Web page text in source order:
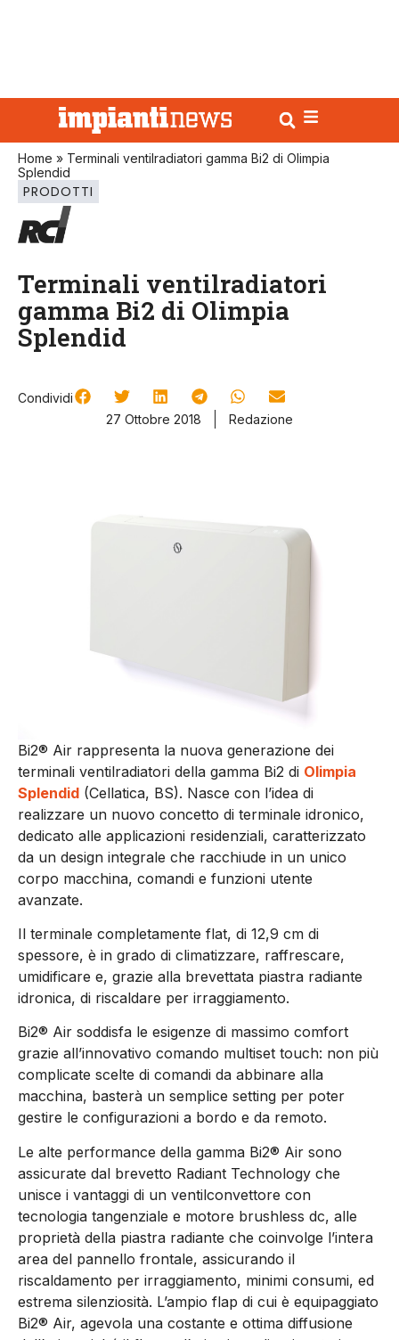
Home » Terminali ventilradiatori gamma Bi2 di Olimpia
Splendid
PRODOTTI
Terminali ventilradiatori
gamma Bi2 di Olimpia
Splendid
Condividi
27 Ottobre 2018
Redazione
Bi2® Air rappresenta la nuova generazione dei
terminali ventilradiatori della gamma Bi2 di Olimpia
Splendid (Cellatica, BS). Nasce con l’idea di
realizzare un nuovo concetto di terminale idronico,
dedicato alle applicazioni residenziali, caratterizzato
da un design integrale che racchiude in un unico
corpo macchina, comandi e funzioni utente
avanzate.
Il terminale completamente flat, di 12,9 cm di
spessore, è in grado di climatizzare, raffrescare,
umidificare e, grazie alla brevettata piastra radiante
idronica, di riscaldare per irraggiamento.
Bi2® Air soddisfa le esigenze di massimo comfort
grazie all’innovativo comando multiset touch: non più
complicate scelte di comandi da abbinare alla
macchina, basterà un semplice setting per poter
gestire le configurazioni a bordo e da remoto.
Le alte performance della gamma Bi2® Air sono
assicurate dal brevetto Radiant Technology che
unisce i vantaggi di un ventilconvettore con
tecnologia tangenziale e motore brushless dc, alle
proprietà della piastra radiante che coinvolge l’intera
area del pannello frontale, assicurando il
riscaldamento per irraggiamento, minimi consumi, ed
estrema silenziosità. L’ampio flap di cui è equipaggiato
Bi2® Air, agevola una costante e ottima diffusione